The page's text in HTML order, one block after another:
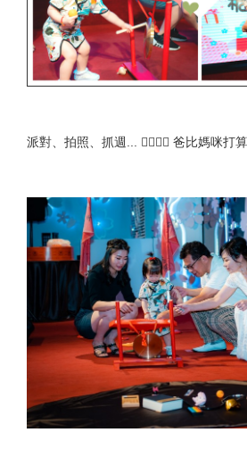
派對、拍照、抓週... 🙍‍♂🙍‍♀ 爸比媽咪打